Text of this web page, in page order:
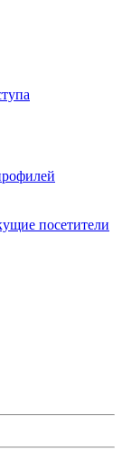
посетители